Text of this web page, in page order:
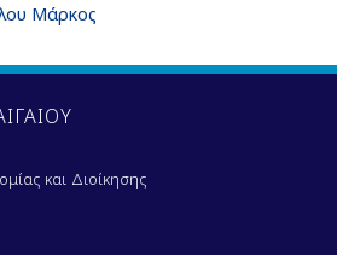
Μάρκος
και Διοίκησης